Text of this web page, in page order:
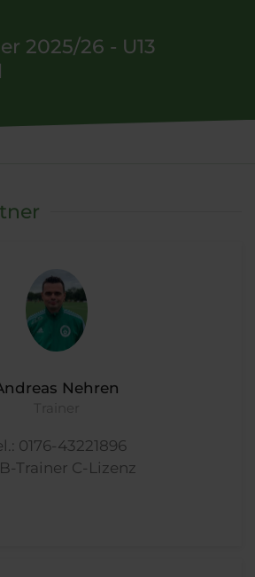
2025/26 - U13
Nehren
Trainer
0176-43221896
Trainer C-Lizenz